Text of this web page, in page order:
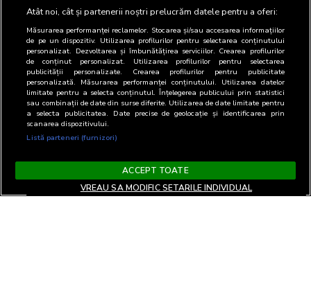
Atât noi, cât și partenerii noștri prelucrăm datele pentru a oferi:
Măsurarea performanței reclamelor. Stocarea și/sau accesarea informațiilor
de pe un dispozitiv. Utilizarea profilurilor pentru selectarea conținutului
personalizat. Dezvoltarea și îmbunătățirea serviciilor. Crearea profilurilor
de conținut personalizat. Utilizarea profilurilor pentru selectarea
publicității personalizate. Crearea profilurilor pentru publicitate
personalizată. Măsurarea performanței conținutului. Utilizarea datelor
limitate pentru a selecta conținutul. Înțelegerea publicului prin statistici
sau combinații de date din surse diferite. Utilizarea de date limitate pentru
a selecta publicitatea. Date precise de geolocație și identificarea prin
scanarea dispozitivului.
Listă parteneri (furnizori)
ACCEPT TOATE
VREAU SA MODIFIC SETARILE INDIVIDUAL